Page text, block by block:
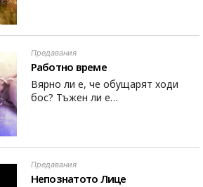
Предавания
Работно време
Вярно ли е, че обущарят ходи
бос? Тъжен ли е…
Предавания
Непознатото Лице